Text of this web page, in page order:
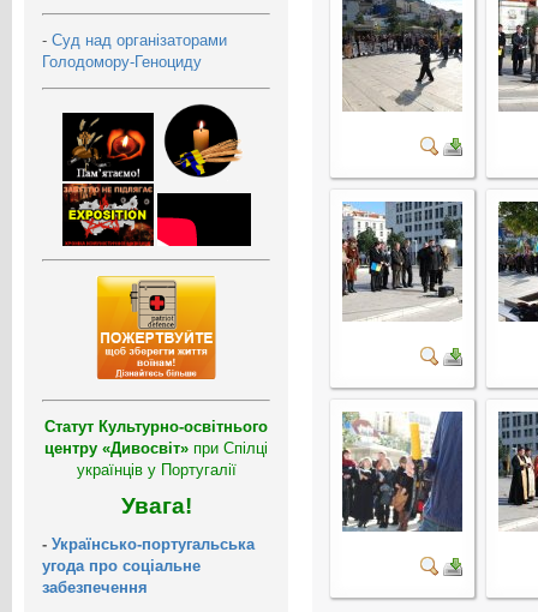
- Суд над організаторами
Голодомору-Геноциду
Статут Культурно-освітнього
центру «Дивосвіт» при Спілці
українців у Португалії
Увага!
- Українсько-португальська
угода про соціальне
забезпечення